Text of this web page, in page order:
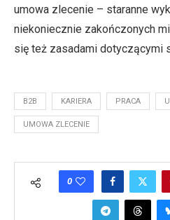
umowa zlecenie – staranne
niekoniecznie zakończonych
się też zasadami dotyczącymi
B2B KARIERA PRACA
UMOWA ZLECENIE
0